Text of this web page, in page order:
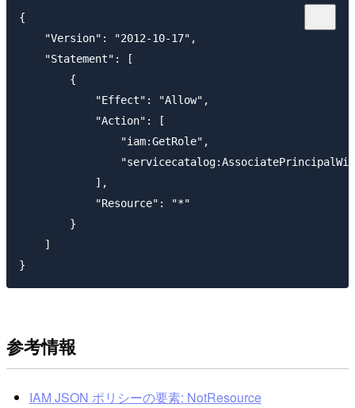
{
    "Version": "2012-10-17",
    "Statement": [
        {
            "Effect": "Allow",
            "Action": [
                "iam:GetRole",
            ],
            "Resource": "*"
        }
    ]
参考情報
IAM JSON ポリシーの要素: NotResource